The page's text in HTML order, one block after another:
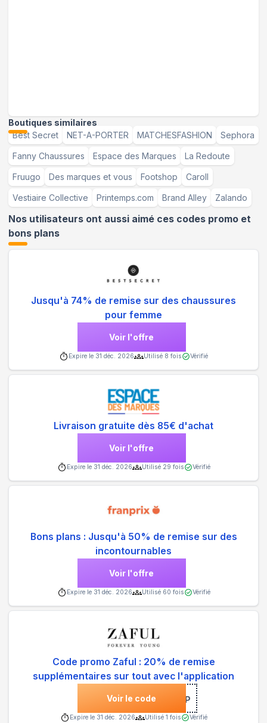
Boutiques similaires
Best Secret
NET-A-PORTER MATCHESFASHION Sephora
Fanny Chaussures Espace des Marques La Redoute
Fruugo Des marques et vous Footshop Caroll
Vestiaire Collective Printemps.com Brand Alley Zalando
Nos utilisateurs ont aussi aimé ces codes promo et
bons plans
Jusqu'à 74% de remise sur des chaussures
pour femme
Voir l'offre
Expire le 31 déc. 2026 Utilisé 8 fois Vérifié
Livraison gratuite dès 85€ d'achat
Voir l'offre
Expire le 31 déc. 2026 Utilisé 29 fois Vérifié
Bons plans : Jusqu'à 50% de remise sur des
incontournables
Voir l'offre
Expire le 31 déc. 2026 Utilisé 60 fois Vérifié
Code promo Zaful : 20% de remise
supplémentaires sur tout avec l'application
Voir le code***ULAPP
Expire le 31 déc. 2026 Utilisé 1 fois Vérifié